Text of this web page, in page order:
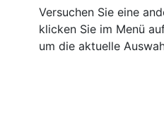
Versuchen Sie eine
klicken Sie im Menü
um die aktuelle